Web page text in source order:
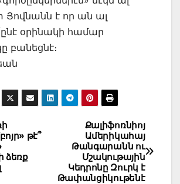
Յովնանն է որ ան ալ
օրինակի համար
բանեցնէ։
Քալիֆոռնիոյ
Ամերիկահայ
Թանգարանն ու
Մշակութային
Կեդրոնը Զուրկ է
Թափանցիկութենէ
թէ՞
ձեռք